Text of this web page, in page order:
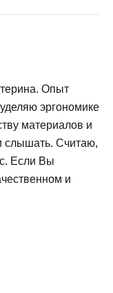
Опыт
эргономике
материалов и
слышать. Считаю,
Если Вы
и